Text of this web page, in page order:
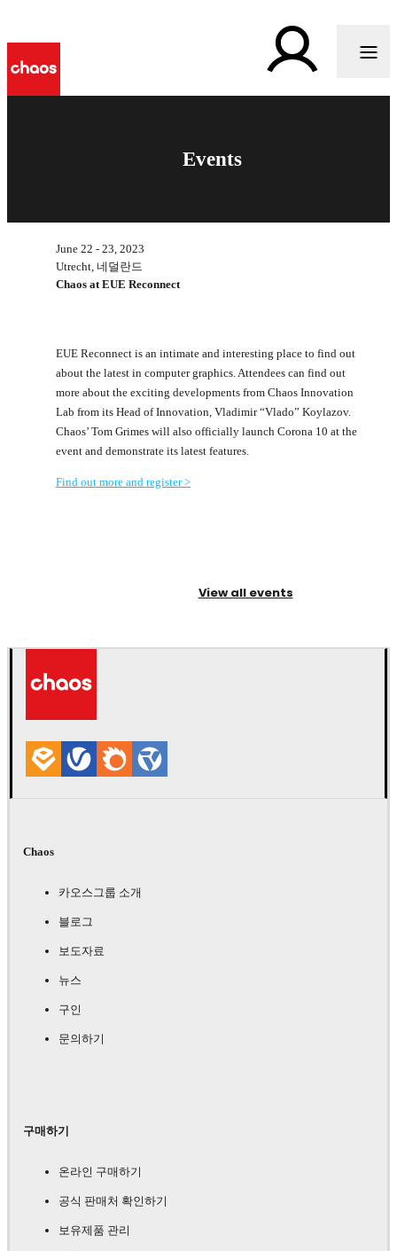
Events
June 22 - 23, 2023
Utrecht, 네덜란드
Chaos at EUE Reconnect
EUE Reconnect is an intimate and interesting place to find out
about the latest in computer graphics. Attendees can find out
more about the exciting developments from Chaos Innovation
Lab from its Head of Innovation, Vladimir “Vlado” Koylazov.
Chaos’ Tom Grimes will also officially launch Corona 10 at the
event and demonstrate its latest features.
Find out more and register >
View all events
Chaos
카오스그룹 소개
블로그
보도자료
뉴스
구인
문의하기
구매하기
온라인 구매하기
공식 판매처 확인하기
보유제품 관리